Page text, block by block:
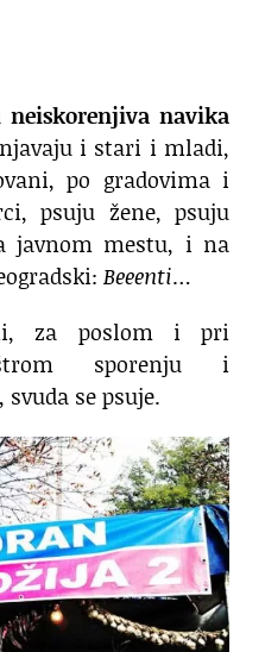
navika
i stari i mladi,
po gradovima i
psuju žene, psuju
javnom mestu, i na
Beeenti…
za poslom i pri
sporenju i
se psuje.